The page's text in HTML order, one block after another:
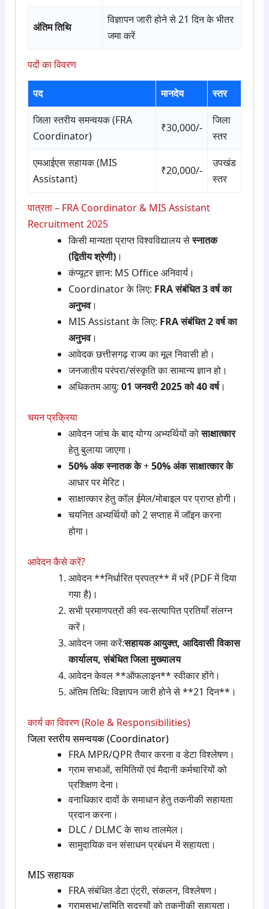
अंतिम तिथि
विज्ञापन जारी होने से 21 दिन के भीतर
जमा करें
पदों का विवरण
पद मानदेय
स्तर
जिला स्तरीय समन्वयक (FRA
Coordinator)
₹30,000/-
जिला
स्तर
एमआईएस सहायक (MIS
Assistant)
₹20,000/-
उपखंड
स्तर
पात्रता – FRA Coordinator & MIS Assistant
Recruitment 2025
किसी मान्यता प्राप्त विश्वविद्यालय सेस्नातक
(द्वितीय श्रेणी)।
कंप्यूटर ज्ञान: MS Office अनिवार्य।
Coordinator के लिए: FRA संबंधित 3 वर्ष का
अनुभव।
MIS Assistant के लिए: FRA संबंधित 2 वर्ष का
अनुभव।
आवेदक छत्तीसगढ़ राज्य का मूल निवासी हो।
जनजातीय परंपरा/संस्कृति का सामान्य ज्ञान हो।
अधिकतम आयु: 01 जनवरी 2025 को 40 वर्ष।
चयन प्रक्रिया
आवेदन जांच के बाद योग्य अभ्यर्थियों कोसाक्षात्कार
हेतु बुलाया जाएगा।
50% अंक स्नातक के+50% अंक साक्षात्कार के
आधार पर मेरिट।
साक्षात्कार हेतु कॉल ईमेल/मोबाइल पर प्राप्त होगी।
चयनित अभ्यर्थियों को 2 सप्ताह में जॉइन करना
होगा।
आवेदन कैसे करें?
आवेदन **निर्धारित प्रपत्र** में भरें (PDF में दिया
गया है)।
सभी प्रमाणपत्रों की स्व-सत्यापित प्रतियाँ संलग्न
करें।
आवेदन जमा करें:सहायक आयुक्त, आदिवासी विकास
कार्यालय, संबंधित जिला मुख्यालय
आवेदन केवल **ऑफलाइन** स्वीकार होंगे।
अंतिम तिथि: विज्ञापन जारी होने से **21 दिन**।
कार्य का विवरण (Role & Responsibilities)
जिला स्तरीय समन्वयक (Coordinator)
FRA MPR/QPR तैयार करना व डेटा विश्लेषण।
ग्राम सभाओं, समितियों एवं मैदानी कर्मचारियों को
प्रशिक्षण देना।
वनाधिकार दावों के समाधान हेतु तकनीकी सहायता
प्रदान करना।
DLC / DLMC के साथ तालमेल।
सामुदायिक वन संसाधन प्रबंधन में सहायता।
MIS सहायक
FRA संबंधित डेटा एंट्री, संकलन, विश्लेषण।
ग्रामसभा/समिति सदस्यों को तकनीकी सहायता।